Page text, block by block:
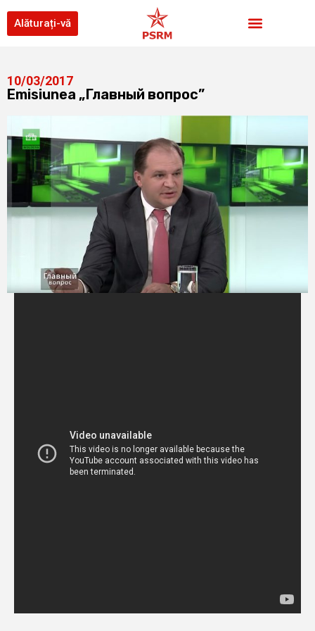
Alăturați-vă
10/03/2017
Emisiunea „Главный вопрос”